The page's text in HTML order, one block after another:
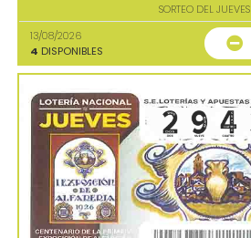
SORTEO DEL JUEVES
13/08/2026
4 DISPONIBLES